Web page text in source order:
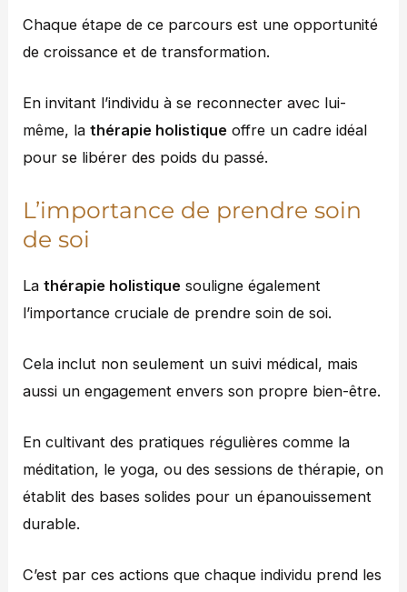
Chaque étape de ce parcours est une opportunité
de croissance et de transformation.
En invitant l’individu à se reconnecter avec lui-
même, lathérapie holistique offre un cadre idéal
pour se libérer des poids du passé.
L’importance de prendre soin
de soi
Lathérapie holistique souligne également
l’importance cruciale de prendre soin de soi.
Cela inclut non seulement un suivi médical, mais
aussi un engagement envers son propre bien-être.
En cultivant des pratiques régulières comme la
méditation, le yoga, ou des sessions de thérapie, on
établit des bases solides pour un épanouissement
durable.
C’est par ces actions que chaque individu prend les